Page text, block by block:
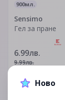
900мл.
Sensimo
Гел за пране
6.99лв.
9.99лв.
до16/06 Ново